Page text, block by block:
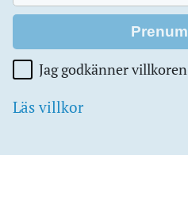
Jag godkänner villkoren
Läs villkor